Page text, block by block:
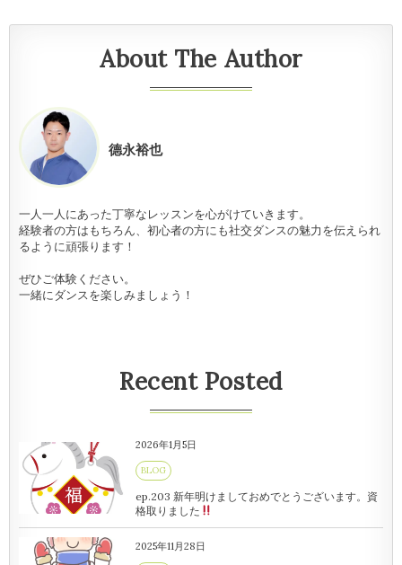
About The Author
德永裕也
一人一人にあった丁寧なレッスンを心がけていきます。
経験者の方はもちろん、初心者の方にも社交ダンスの魅力を伝えられ
るように頑張ります！
ぜひご体験ください。
一緒にダンスを楽しみましょう！
Recent Posted
2026年1月5日
BLOG
ep.203 新年明けましておめでとうございます。資
格取りました
2025年11月28日